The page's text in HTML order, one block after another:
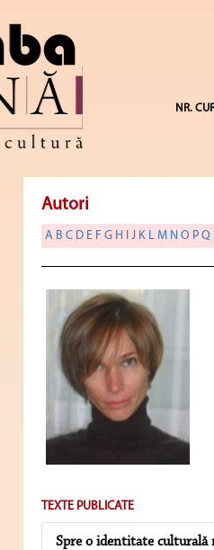
NR.
Autori
A B C D E F G H J K L M N O P Q
TEXTE PUBLICATE
Spre o identitate culturală